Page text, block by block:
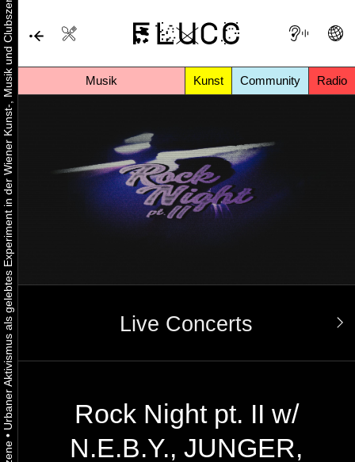
Musik Kunst Community Radio
•
Urbaner Aktivismus als gelebtes Experiment in der Wiener Kunst-, Musik und Clubszene Live Concerts
Rock Night pt. II w/
N.E.B.Y., JUNGER,